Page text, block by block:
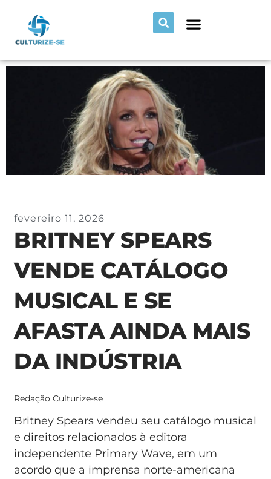
fevereiro 11, 2026
BRITNEY SPEARS
VENDE CATÁLOGO
MUSICAL E SE
AFASTA AINDA MAIS
DA INDÚSTRIA
Redação Culturize-se
Britney Spears vendeu seu catálogo musical
e direitos relacionados à editora
independente Primary Wave, em um
acordo que a imprensa norte-americana